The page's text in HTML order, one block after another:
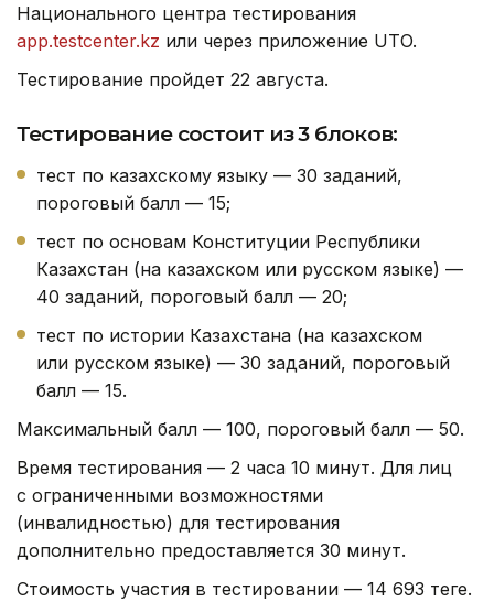
Национального центра тестирования
app.testcenter.kz или через приложение UTO.
Тестирование пройдет 22 августа.
Тестирование состоит из 3 блоков:
тест по казахскому языку — 30 заданий,
пороговый балл — 15;
тест по основам Конституции Республики
Казахстан (на казахском или русском языке) —
40 заданий, пороговый балл — 20;
тест по истории Казахстана (на казахском
или русском языке) — 30 заданий, пороговый
балл — 15.
Максимальный балл — 100, пороговый балл — 50.
Время тестирования — 2 часа 10 минут. Для лиц
с ограниченными возможностями
(инвалидностью) для тестирования
дополнительно предоставляется 30 минут.
Стоимость участия в тестировании — 14 693 теңге.